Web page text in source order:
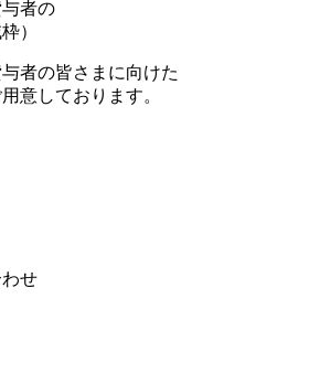
者の
）
者の皆さまに向けた
意しております。
せ